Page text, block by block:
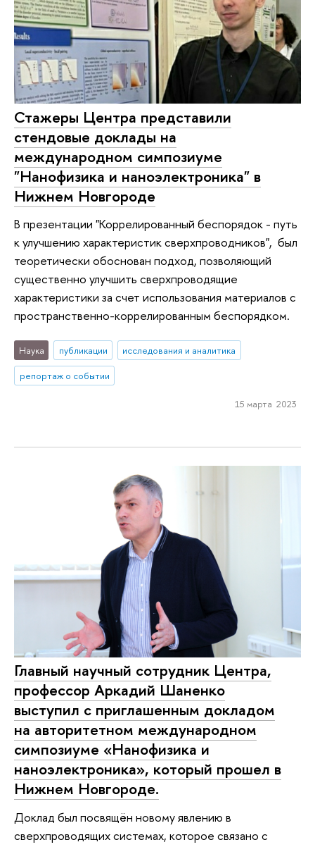
Стажеры Центра представили
стендовые доклады на
международном симпозиуме
"Нанофизика и наноэлектроника" в
Нижнем Новгороде
В презентации "Коррелированный беспорядок - путь
к улучшению характеристик сверхпроводников", был
теоретически обоснован подход, позволяющий
существенно улучшить сверхпроводящие
характеристики за счет использования материалов с
пространственно-коррелированным беспорядком.
Наука публикации
исследования и аналитика
репортаж о событии
15 марта 2023
Главный научный сотрудник Центра,
профессор Аркадий Шаненко
выступил с приглашенным докладом
на авторитетном международном
симпозиуме «Нанофизика и
наноэлектроника», который прошел в
Нижнем Новгороде.
Доклад был посвящён новому явлению в
сверхпроводящих системах, которое связано с